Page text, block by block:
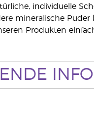
individuelle
mineralische
Produkten